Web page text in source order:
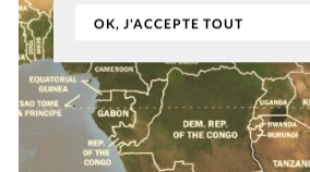
OK, J'ACCEPTE TOUT